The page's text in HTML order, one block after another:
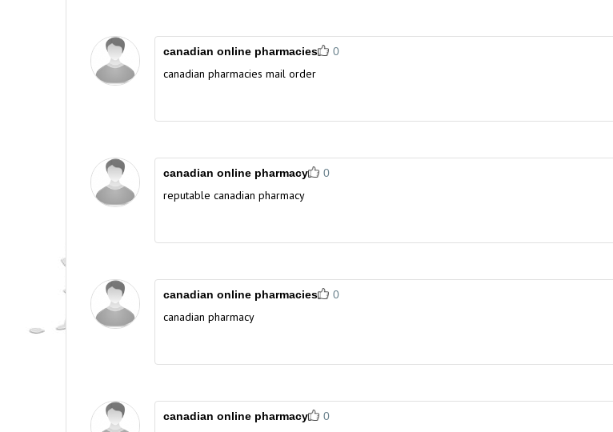
canadian online pharmacies 0
canadian pharmacies mail order
canadian online pharmacy 0
reputable canadian pharmacy
canadian online pharmacies 0
canadian pharmacy
canadian online pharmacy 0